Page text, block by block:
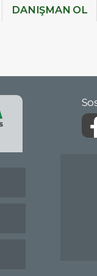
DANIŞMAN OL